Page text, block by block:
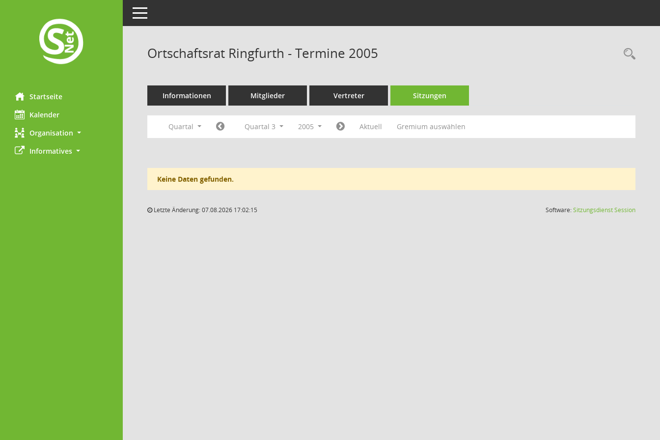
Startseite
Kalender
Organisation
Informatives
Toggle navigation
Ortschaftsrat Ringfurth - Termine 2005
Informationen Mitglieder Vertreter Sitzungen
Quartal Quartal 3 2005 Aktuell Gremium auswählen
Keine Daten gefunden.
Letzte Änderung: 07.08.2026 17:02:15 Software:SitzungsdienstSession(Wird in